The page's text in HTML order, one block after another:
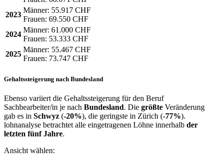
2023
Männer: 55.917 CHF
Frauen: 69.550 CHF
2024
Männer: 61.000 CHF
Frauen: 53.333 CHF
2025
Männer: 55.467 CHF
Frauen: 73.747 CHF
Gehaltssteigerung nach Bundesland
Ebenso variiert die Gehaltssteigerung für den Beruf
Sachbearbeiter/in je nach Bundesland. Die größte Veränderung
gab es in Schwyz (-20%), die geringste in Zürich (-77%).
lohnanalyse betrachtet alle eingetragenen Löhne innerhalb der
letzten fünf Jahre.
Ansicht wählen: